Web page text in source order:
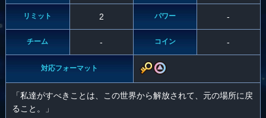
リミット 2 パワー -
チーム - コイン -
対応フォーマット
「私達がすべきことは、この世界から解放されて、元の場所に戻
ること。」